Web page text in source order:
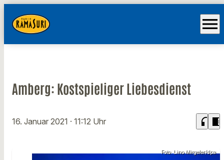
menu
Amberg: Kostspieliger Liebesdienst
16. Januar 2021 · 11:12 Uhr headphones chrome_reader_mode
Foto: Lino Mirgeler/dpa